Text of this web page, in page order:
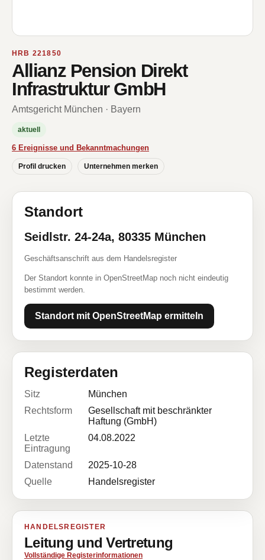
HRB 221850
Allianz Pension Direkt
Infrastruktur GmbH
Amtsgericht München · Bayern
aktuell
6 Ereignisse und Bekanntmachungen
Profil drucken Unternehmen merken
Standort
Seidlstr. 24-24a, 80335 München
Geschäftsanschrift aus dem Handelsregister
Der Standort konnte in OpenStreetMap noch nicht eindeutig
bestimmt werden.
Standort mit OpenStreetMap ermitteln
Registerdaten
Sitz
München
Rechtsform
Gesellschaft mit beschränkter
Haftung (GmbH)
Letzte
Eintragung
04.08.2022
Datenstand
2025-10-28
Quelle
Handelsregister
HANDELSREGISTER
Leitung und Vertretung
Vollständige Registerinformationen